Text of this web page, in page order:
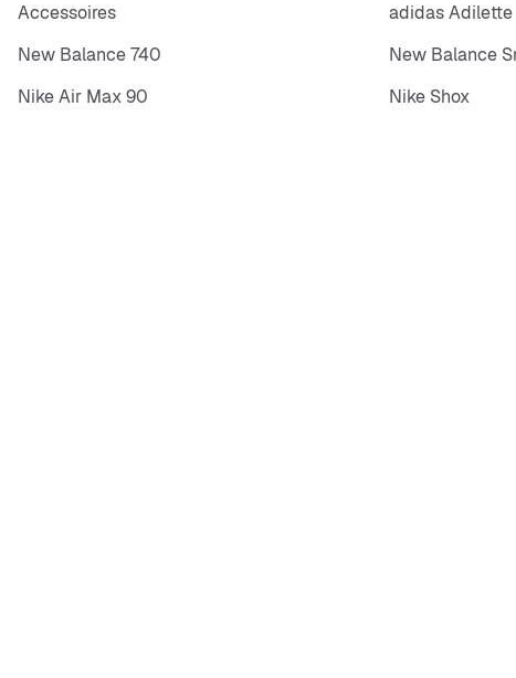
Accessoires
adidas Adilette
New Balance 740
New Balance
Nike Air Max 90
Nike Shox